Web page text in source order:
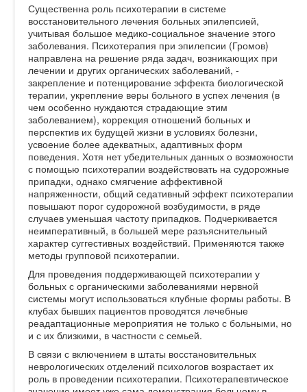
Существенна роль психотерапии в системе
восстановительного лечения больных эпилепсией,
учитывая большое медико-социальное значение этого
заболевания. Психотерапия при эпилепсии (Громов)
направлена на решение ряда задач, возникающих при
лечении и других органических заболеваний, -
закрепление и потенцирование эффекта биологической
терапии, укрепление веры больного в успех лечения (в
чем особенно нуждаются страдающие этим
заболеванием), коррекция отношений больных и
перспектив их будущей жизни в условиях болезни,
усвоение более адекватных, адаптивных форм
поведения. Хотя нет убедительных данных о возможности
с помощью психотерапии воздействовать на судорожные
припадки, однако смягчение аффективной
напряженности, общий седативный эффект психотерапии
повышают порог судорожной возбудимости, в ряде
случаев уменьшая частоту припадков. Подчеркивается
неимперативный, в большей мере разъяснительный
характер суггестивных воздействий. Применяются также
методы групповой психотерапии.
Для проведения поддерживающей психотерапии у
больных с органическими заболеваниями нервной
системы могут использоваться клубные формы работы. В
клубах бывших пациентов проводятся лечебные
реадаптационные мероприятия не только с больными, но
и с их близкими, в частности с семьей.
В связи с включением в штаты восстановительных
неврологических отделений психологов возрастает их
роль в проведении психотерапии. Психотерапевтическое